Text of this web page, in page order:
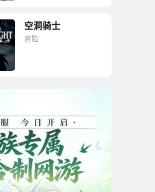
空洞骑士
冒险